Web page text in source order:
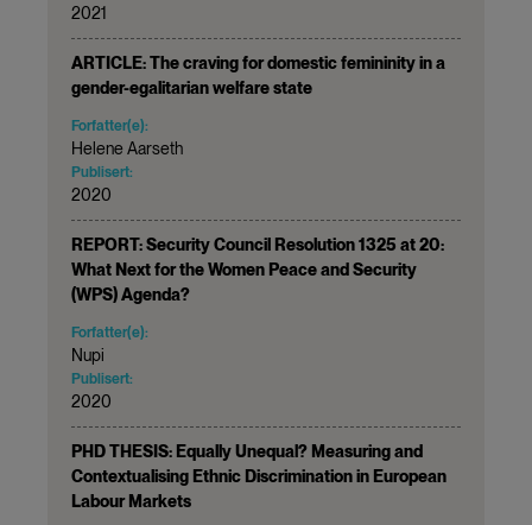
2021
ARTICLE: The craving for domestic femininity in a
gender-egalitarian welfare state
Forfatter(e):
Helene Aarseth
Publisert:
2020
REPORT: Security Council Resolution 1325 at 20:
What Next for the Women Peace and Security
(WPS) Agenda?
Forfatter(e):
Nupi
Publisert:
2020
PHD THESIS: Equally Unequal? Measuring and
Contextualising Ethnic Discrimination in European
Labour Markets